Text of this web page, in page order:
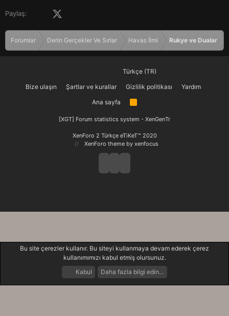
Paylaş: Facebook
Forumlar Derin Gerçekler Ve Sırlar Havas İlmi Rukye ve Dualar
Türkçe (TR)
Bize ulaşın
Şartlar ve kurallar Gizlilik politikası
Yardım
Ana sayfa
R
[XGT] Forum statistics system - XenGenTr
XenForo 2 Türkçe eTiKeT™ 2020
XenForo theme by xenfocus
Neler Yeni Giriş Yap
Bu site çerezler kullanır. Bu siteyi kullanmaya devam ederek çerez
kullanımımızı kabul etmiş olursunuz.
Kabul
Daha fazla bilgi edin…